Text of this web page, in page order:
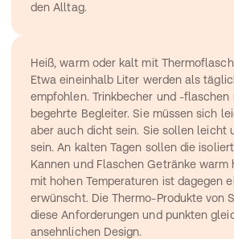
den Alltag.
Heiß, warm oder kalt mit
Etwa eineinhalb Liter werden als
empfohlen. Trinkbecher und -flaschen
begehrte Begleiter. Sie müssen sich
aber auch dicht sein. Sie sollen leicht
sein. An kalten Tagen sollen die
Kannen und Flaschen Getränke warm
mit hohen Temperaturen ist dagegen
erwünscht. Die Thermo-Produkte von
diese Anforderungen und punkten
ansehnlichen Design.